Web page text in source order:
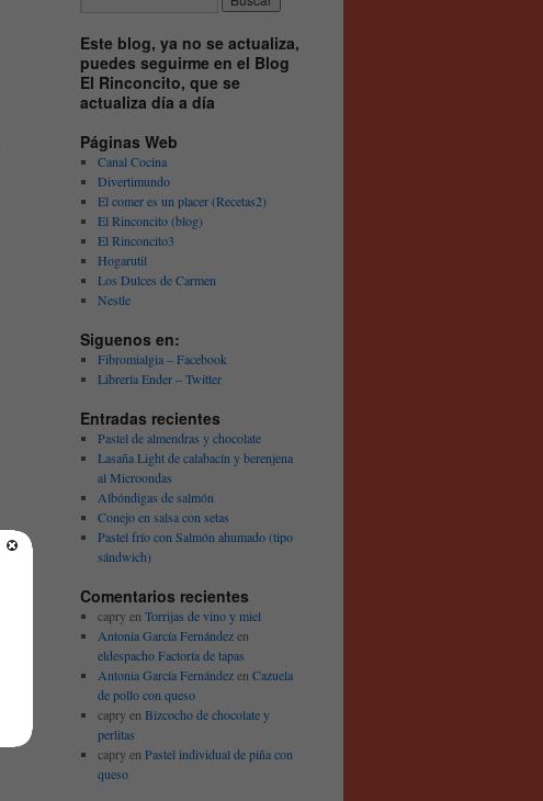
Este blog, ya no se actualiza,
puedes seguirme en el Blog
El Rinconcito, que se
actualiza día a día
Páginas Web
Canal Cocina
Divertimundo
El comer es un placer (Recetas2)
El Rinconcito (blog)
El Rinconcito3
Hogarutil
Los Dulces de Carmen
Nestle
Siguenos en:
Fibromialgia – Facebook
Librería Ender – Twitter
Entradas recientes
Pastel de almendras y chocolate
Lasaña Light de calabacín y berenjena
al Microondas
Albóndigas de salmón
Conejo en salsa con setas
Pastel frío con Salmón ahumado (tipo
sándwich)
Comentarios recientes
capry en Torrijas de vino y miel
Antonia García Fernándezen
eldespacho Factoría de tapas
Antonia García Fernándezen Cazuela
de pollo con queso
capry en Bizcocho de chocolate y
perlitas
capry en Pastel individual de piña con
queso